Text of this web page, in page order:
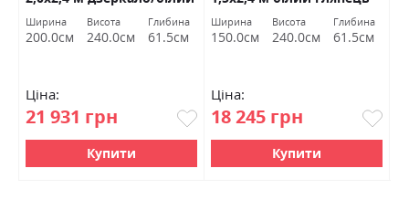
глянець Міромарк
Ширина
200.0см
Висота
240.0см
Глибина
61.5см
Ціна:
21 931 грн
Купити
Міромарк
Ширина
150.0см
Висота
240.0см
Глибина
61.5см
Ціна:
18 245 грн
Купити